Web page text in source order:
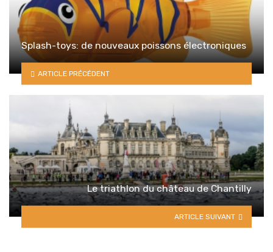
Splash-toys: de nouveaux poissons électroniques
ARTICLE PRÉCÉDENT
Le triathlon du château de Chantilly
ARTICLE SUIVANT